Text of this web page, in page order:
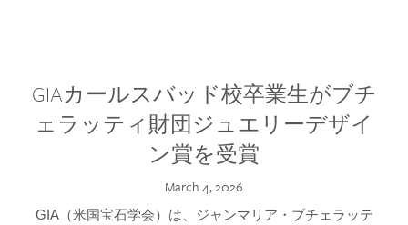
GIAカールスバッド校卒業生がブチ
ェラッティ財団ジュエリーデザイ
ン賞を受賞
March 4, 2026
GIA（米国宝石学会）は、ジャンマリア・ブチェラッテ